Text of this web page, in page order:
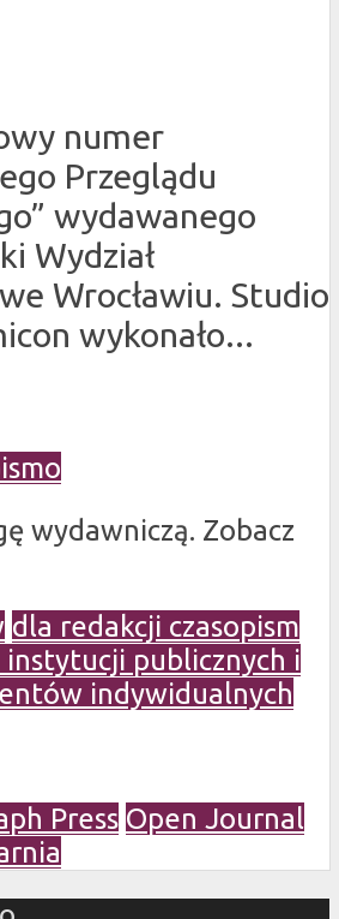
numer
Przeglądu
wydawanego
Wydział
Wrocławiu. Studio
wykonało...
wydawniczą. Zobacz
dla redakcji czasopism
instytucji publicznych i
indywidualnych
Press Open Journal